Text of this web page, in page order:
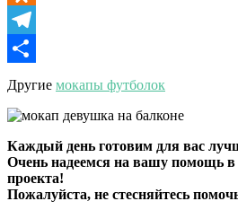
Odnoklassniki
Telegram
Отправить
Другие мокапы футболок
Каждый день готовим для вас
Очень надеемся на вашу помощь в
проекта!
Пожалуйста, не стесняйтесь